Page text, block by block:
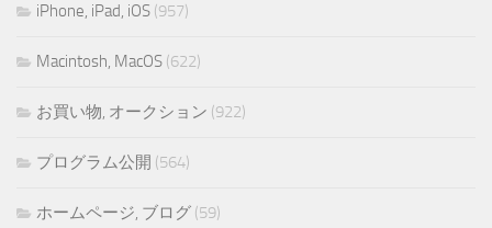
iPhone, iPad, iOS (957)
Macintosh, MacOS (622)
お買い物, オークション (922)
プログラム公開 (564)
ホームページ, ブログ (59)